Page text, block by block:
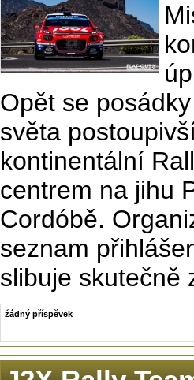
Opět se
světa
kontinentální
centrem na jihu
Cordóbě.
seznam
slibuje skutečně
žádný příspěvek